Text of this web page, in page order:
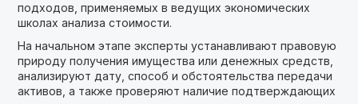
подходов, применяемых в ведущих экономических
школах анализа стоимости.
На начальном этапе эксперты устанавливают правовую
природу получения имущества или денежных средств,
анализируют дату, способ и обстоятельства передачи
активов, а также проверяют наличие подтверждающих